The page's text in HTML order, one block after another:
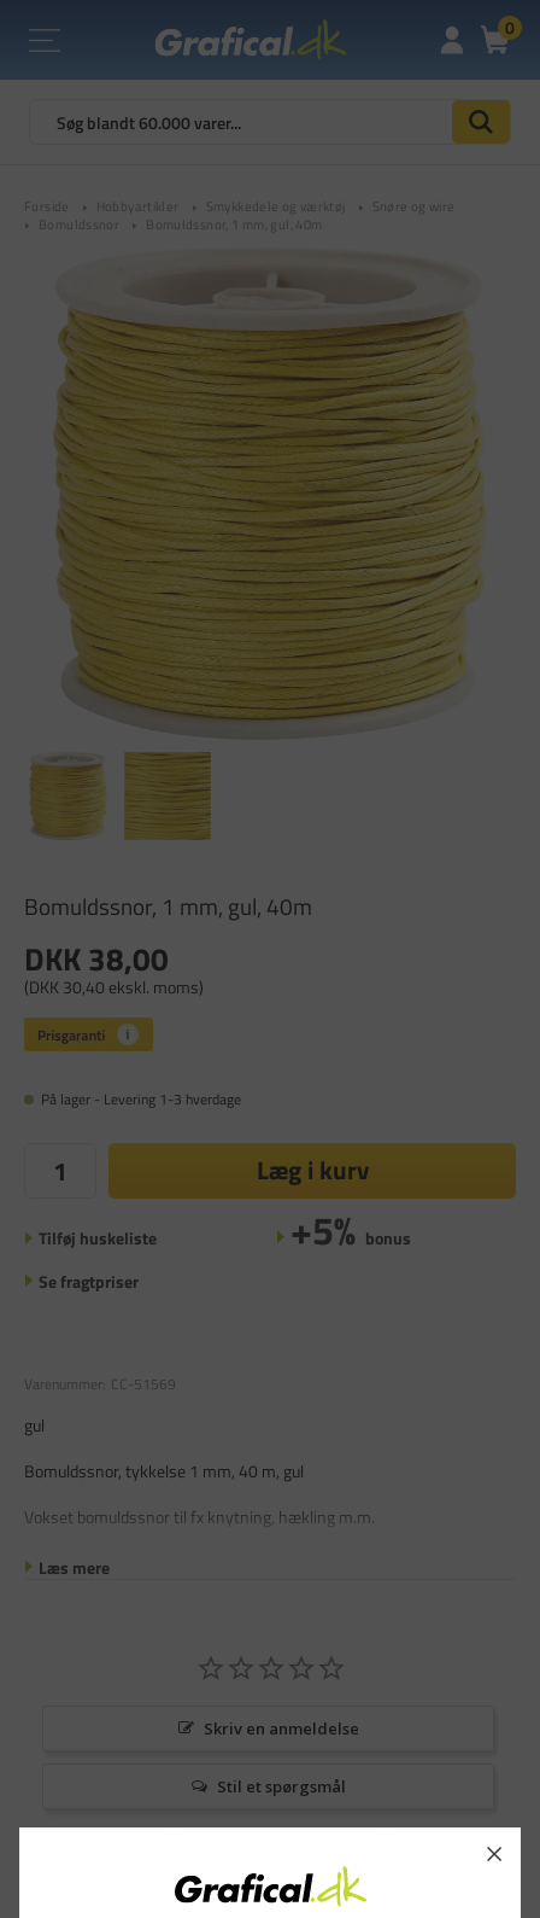
0
Forside Hobbyartikler Smykkedele og værktøj
Snøre og wire
Bomuldssnor
Bomuldssnor, 1 mm, gul, 40m
Bomuldssnor, 1 mm, gul, 40m
DKK 38,00
(DKK 30,40 ekskl. moms)
På lager - Levering 1-3 hverdage
Læg i kurv
Tilføj huskeliste +5% bonus
Se fragtpriser
Varenummer: CC-51569
gul
Bomuldssnor, tykkelse 1 mm, 40 m, gul
Vokset bomuldssnor til fx knytning, hækling m.m.
Læs mere
Skriv en anmeldelse
Stil et spørgsmål